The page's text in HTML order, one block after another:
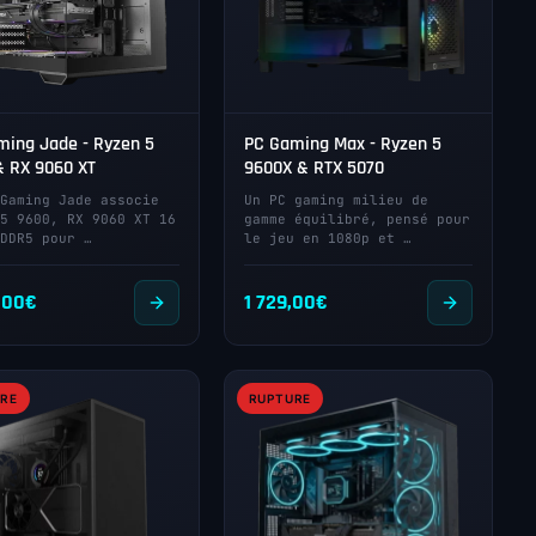
Jade - Ryzen 5
RX 9060 XT
Jade associe
9600, RX 9060 XT 16
pour …
€
PC Gaming Max - Ryzen 5
9600X & RTX 5070
Un PC gaming milieu de
gamme équilibré, pensé pour
le jeu en 1080p et …
1 729,00€
RUPTURE